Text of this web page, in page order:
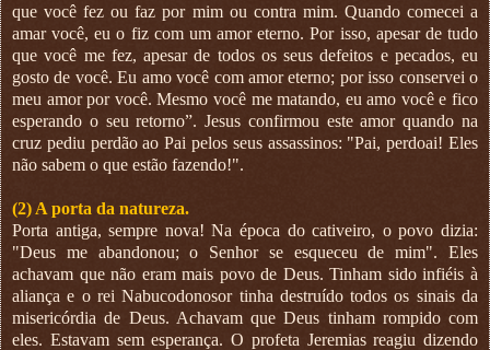
que você fez ou faz por mim ou contra mim. Quando comecei a
amar você, eu o fiz com um amor eterno. Por isso, apesar de tudo
que você me fez, apesar de todos os seus defeitos e pecados, eu
gosto de você. Eu amo você com amor eterno; por isso conservei o
meu amor por você. Mesmo você me matando, eu amo você e fico
esperando o seu retorno”. Jesus confirmou este amor quando na
cruz pediu perdão ao Pai pelos seus assassinos: "Pai, perdoai! Eles
não sabem o que estão fazendo!".
(2) A porta da natureza.
Porta antiga, sempre nova! Na época do cativeiro, o povo dizia:
"Deus me abandonou; o Senhor se esqueceu de mim". Eles
achavam que não eram mais povo de Deus. Tinham sido infiéis à
aliança e o rei Nabucodonosor tinha destruído todos os sinais da
misericórdia de Deus. Achavam que Deus tinham rompido com
eles. Estavam sem esperança. O profeta Jeremias reagiu dizendo